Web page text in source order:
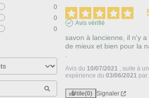
0
0
0
Avis vérifié
savon à lancienne, il n'y a
de mieux et bien pour la
Avis du 10/07/2021 , suite à
expérience du03/06/2021 par
Utile(0) Signaler